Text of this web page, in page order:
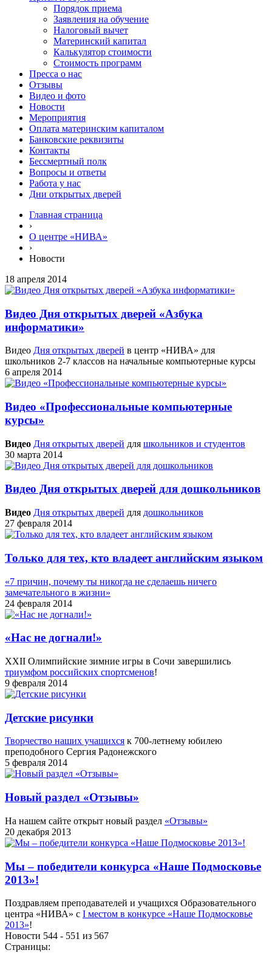
Порядок приема
Заявления на обучение
Налоговый вычет
Материнский капитал
Калькулятор стоимости
Стоимость программ
Пресса о нас
Отзывы
Видео и фото
Новости
Мероприятия
Оплата материнским капиталом
Банковские реквизиты
Контакты
Бессмертный полк
Вопросы и ответы
Работа у нас
Дни открытых дверей
Главная страница
›
О центре «НИВА»
›
Новости
18 апреля 2014
Видео Дня открытых дверей «Азбука
информатики»
Видео Дня открытых дверей в центр «НИВА» для
школьников 2-7 классов на начальные компьютерные курсы
6 апреля 2014
Видео «Профессиональные компьютерные
курсы»
Видео Дня открытых дверей для школьников и студентов
30 марта 2014
Видео Дня открытых дверей для дошкольников
Видео Дня открытых дверей для дошкольников
27 февраля 2014
Только для тех, кто владеет английским языком
«7 причин, почему ты никогда не сделаешь ничего
замечательного в жизни»
24 февраля 2014
«Нас не догнали!»
XXII Олимпийские зимние игры в Сочи завершились
триумфом российских спортсменов!
9 февраля 2014
Детские рисунки
Творчество наших учащихся к 700-летнему юбилею
преподобного Сергия Радонежского
5 февраля 2014
Новый раздел «Отзывы»
На нашем сайте открыт новый раздел «Отзывы»
20 декабря 2013
Мы – победители конкурса «Наше Подмосковье
2013»!
Поздравляем преподавателей и учащихся Образовательного
центра «НИВА» с I местом в конкурсе «Наше Подмосковье
2013»!
Новости 544 - 551 из 567
Страницы: